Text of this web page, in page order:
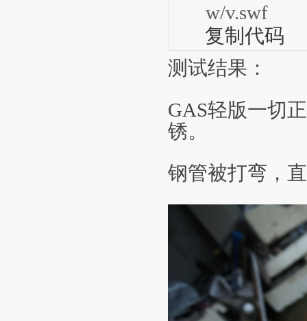
w/v.swf
复制代码
测试结果：
GAS轻版一切
锈。
钢管被打弯，